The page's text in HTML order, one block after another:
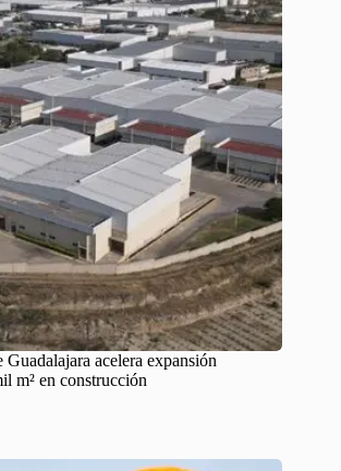
acelera expansión
m² en construcción